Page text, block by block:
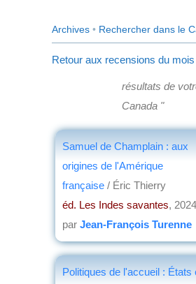
Archives • Rechercher dans le
Retour aux recensions du mois
résultats de
Canada "
Samuel de Champlain : aux
origines de l'Amérique
française / Éric Thierry
éd. Les Indes savantes, 2024
par Jean-François Turenne
Politiques de l'accueil : États